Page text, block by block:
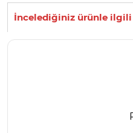
İncelediğiniz ürünle ilgili